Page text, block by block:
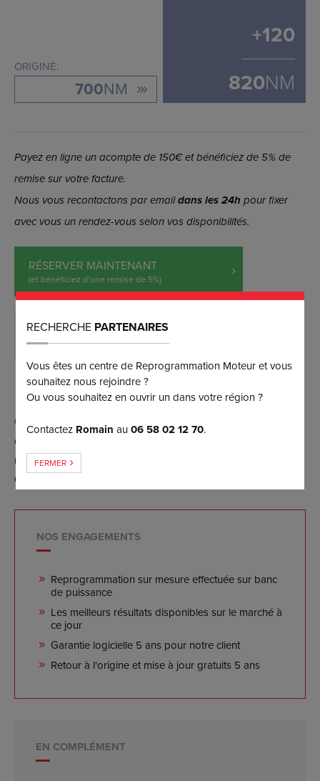
ORIGINE:
700NM
+120
820NM
Payez en ligne un acompte de 150€ et bénéficiez de 5% de
remise sur votre facture.
Nous vous recontactons par emaildans les 24h pour fixer
avec vous un rendez-vous selon vos disponibilités.
RÉSERVER MAINTENANT
(et bénéficiez d’une remise de 5%)
DEMANDER PLUS D’INFORMATIONS
Conversion possible FlexFuel E85 par reprogrammation
moteur (sans aucun boîtier), contactez-nous pour plus
d'informations.
NOS ENGAGEMENTS
Reprogrammation sur mesure effectuée sur banc
de puissance
Les meilleurs résultats disponibles sur le marché à
ce jour
Garantie logicielle 5 ans pour notre client
Retour à l'origine et mise à jour gratuits 5 ans
EN COMPLÉMENT
RECHERCHE PARTENAIRES
Vous êtes un centre de Reprogrammation Moteur et vous
souhaitez nous rejoindre ?
Ou vous souhaitez en ouvrir un dans votre région ?
Contactez Romain au06 58 02 12 70.
FERMER